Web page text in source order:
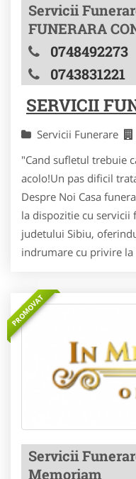
Servicii
FUNERARA
0748492273
0743831221
SERVICII
Servicii Funerare
"Cand sufletul trebuie
acolo!Un pas dificil
Despre Noi Casa
la dispozitie cu servicii
judetului Sibiu,
indrumare cu privire la
PROMOVAT
Servicii
Memoriam